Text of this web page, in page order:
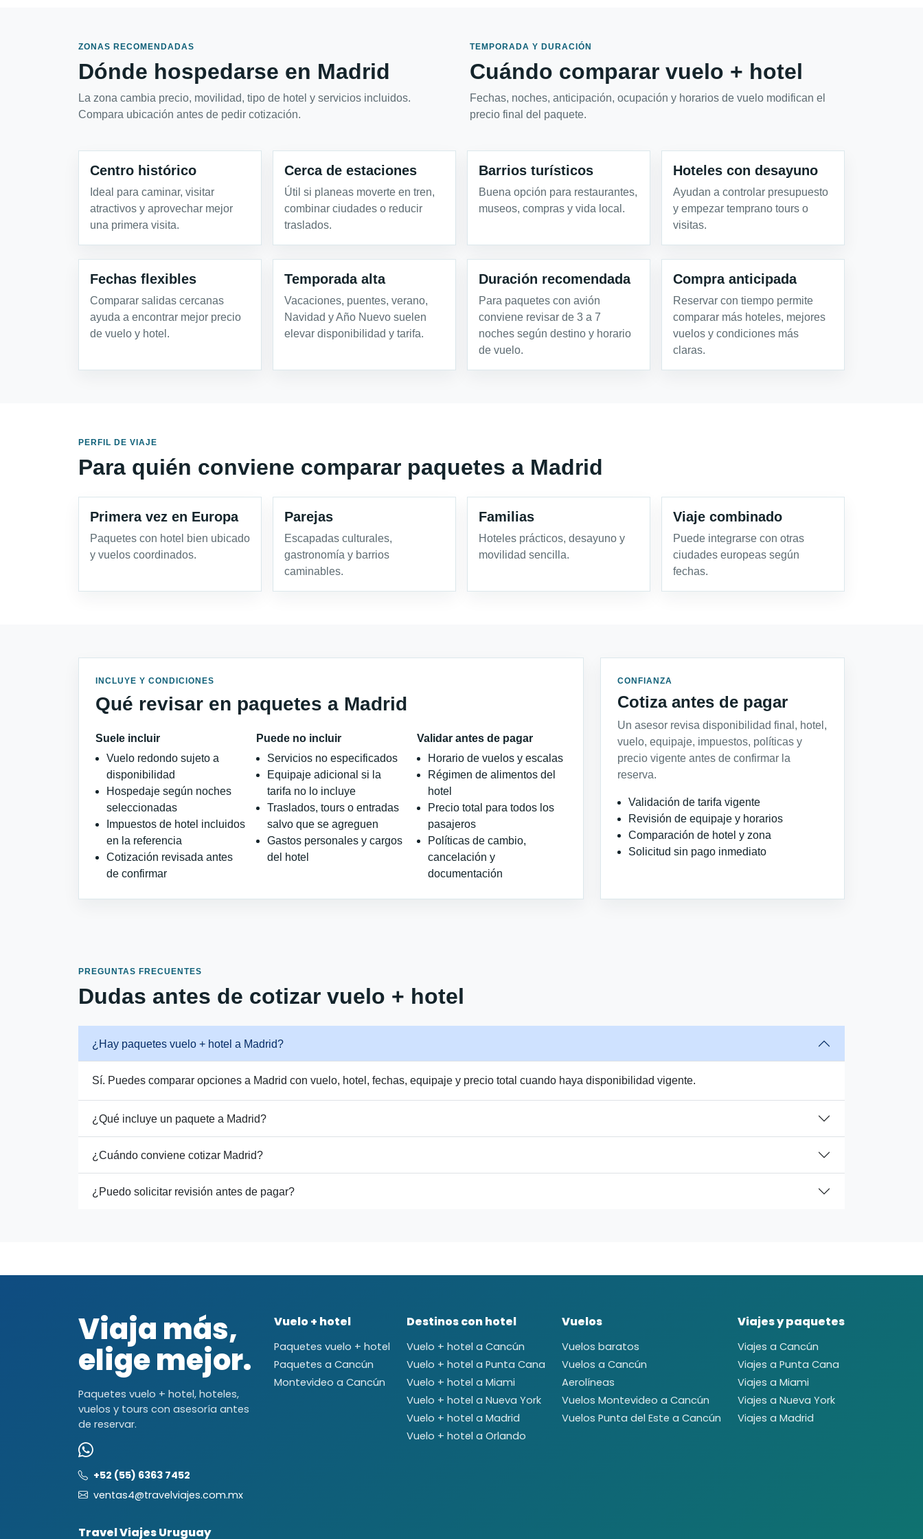
ZONAS RECOMENDADAS
Dónde hospedarse en Madrid
La zona cambia precio, movilidad, tipo de hotel y servicios incluidos.
Compara ubicación antes de pedir cotización.
TEMPORADA Y DURACIÓN
Cuándo comparar vuelo + hotel
Fechas, noches, anticipación, ocupación y horarios de vuelo modifican el
precio final del paquete.
Centro histórico
Ideal para caminar, visitar
atractivos y aprovechar mejor
una primera visita.
Cerca de estaciones
Útil si planeas moverte en tren,
combinar ciudades o reducir
traslados.
Barrios turísticos
Buena opción para restaurantes,
museos, compras y vida local.
Hoteles con desayuno
Ayudan a controlar presupuesto
y empezar temprano tours o
visitas.
Fechas flexibles
Comparar salidas cercanas
ayuda a encontrar mejor precio
de vuelo y hotel.
Temporada alta
Vacaciones, puentes, verano,
Navidad y Año Nuevo suelen
elevar disponibilidad y tarifa.
Duración recomendada
Para paquetes con avión
conviene revisar de 3 a 7
noches según destino y horario
de vuelo.
Compra anticipada
Reservar con tiempo permite
comparar más hoteles, mejores
vuelos y condiciones más
claras.
PERFIL DE VIAJE
Para quién conviene comparar paquetes a Madrid
Primera vez en Europa
Paquetes con hotel bien ubicado
y vuelos coordinados.
Parejas
Escapadas culturales,
gastronomía y barrios
caminables.
Familias
Hoteles prácticos, desayuno y
movilidad sencilla.
Viaje combinado
Puede integrarse con otras
ciudades europeas según
fechas.
INCLUYE Y CONDICIONES
Qué revisar en paquetes a Madrid
Suele incluir
Vuelo redondo sujeto a
disponibilidad
Hospedaje según noches
seleccionadas
Impuestos de hotel incluidos
en la referencia
Cotización revisada antes
de confirmar
Puede no incluir
Servicios no especificados
Equipaje adicional si la
tarifa no lo incluye
Traslados, tours o entradas
salvo que se agreguen
Gastos personales y cargos
del hotel
Validar antes de pagar
Horario de vuelos y escalas
Régimen de alimentos del
hotel
Precio total para todos los
pasajeros
Políticas de cambio,
cancelación y
documentación
CONFIANZA
Cotiza antes de pagar
Un asesor revisa disponibilidad final, hotel,
vuelo, equipaje, impuestos, políticas y
precio vigente antes de confirmar la
reserva.
Validación de tarifa vigente
Revisión de equipaje y horarios
Comparación de hotel y zona
Solicitud sin pago inmediato
PREGUNTAS FRECUENTES
Dudas antes de cotizar vuelo + hotel
¿Hay paquetes vuelo + hotel a Madrid?
Sí. Puedes comparar opciones a Madrid con vuelo, hotel, fechas, equipaje y precio total cuando haya disponibilidad vigente.
¿Qué incluye un paquete a Madrid?
¿Cuándo conviene cotizar Madrid?
¿Puedo solicitar revisión antes de pagar?
Viaja más,
elige mejor.
Paquetes vuelo + hotel, hoteles,
vuelos y tours con asesoría antes
de reservar.
+52 (55) 6363 7452
ventas4@travelviajes.com.mx
Vuelo + hotel
Paquetes vuelo + hotel
Paquetes a Cancún
Montevideo a Cancún
Destinos con hotel
Vuelo + hotel a Cancún
Vuelo + hotel a Punta Cana
Vuelo + hotel a Miami
Vuelo + hotel a Nueva York
Vuelo + hotel a Madrid
Vuelo + hotel a Orlando
Vuelos
Vuelos baratos
Vuelos a Cancún
Aerolíneas
Vuelos Montevideo a Cancún
Vuelos Punta del Este a Cancún
Viajes y paquetes
Viajes a Cancún
Viajes a Punta Cana
Viajes a Miami
Viajes a Nueva York
Viajes a Madrid
Travel Viajes Uruguay